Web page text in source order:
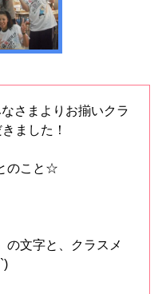
さまよりお揃いクラ
ました！
のこと☆
の文字と、クラスメ